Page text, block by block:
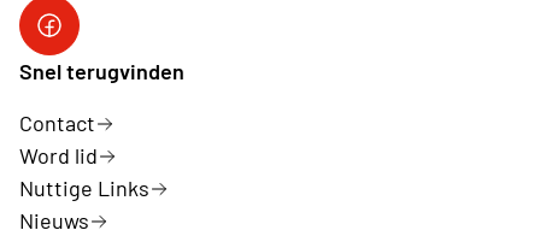
neos lanaken facebook
Snel terugvinden
Contact
Word lid
Nuttige Links
Nieuws